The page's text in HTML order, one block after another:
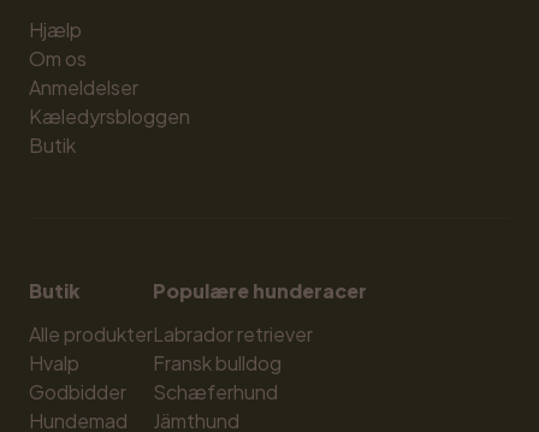
Hjælp
Om os
Anmeldelser
Kæledyrsbloggen
Butik
Butik
Alle produkter
Hvalp
Godbidder
Hundemad
Populære hunderacer
Labrador retriever
Fransk bulldog
Schæferhund
Jämthund